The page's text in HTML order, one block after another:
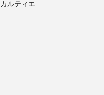
カルティエ